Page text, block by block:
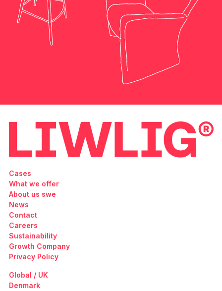
Cases
What we offer
About us swe
News
Contact
Careers
Sustainability
Growth Company
Privacy Policy
Global / UK
Denmark